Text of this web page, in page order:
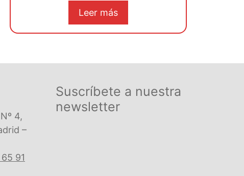
original
€ 44,07.€ 41,87.
Leer más
4,
–
91
Suscríbete a nuestra
newsletter